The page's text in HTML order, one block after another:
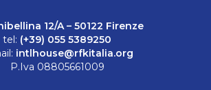
12/A – 50122 Firenze
tel: (+39) 055 5389250
intlhouse@rfkitalia.org
P.Iva 08805661009